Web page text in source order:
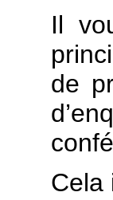
Il
de
Cela